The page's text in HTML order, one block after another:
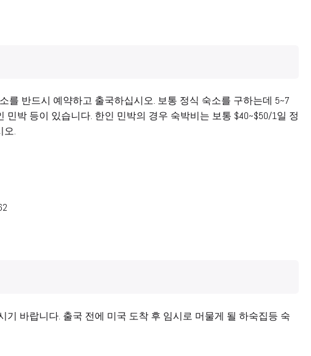
반드시 예약하고 출국하십시오. 보통 정식 숙소를 구하는데 5~7
박 등이 있습니다. 한인 민박의 경우 숙박비는 보통 $40~$50/1일 정
오.
바랍니다. 출국 전에 미국 도착 후 임시로 머물게 될 하숙집등 숙